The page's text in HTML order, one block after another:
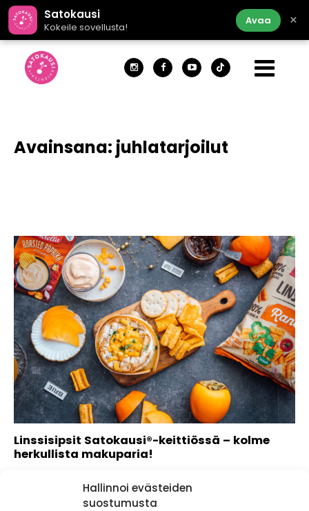
Hallinnoi evästeiden
suostumusta
Satokausi
Kokeile sovellusta!
Avaa ×
Avainsana: juhlatarjoilut
Linssisipsit Satokausi®-keittiössä – kolme
herkullista makuparia!
Satokausi®-keittiössä. Rapeat ja sopivan mausteiset